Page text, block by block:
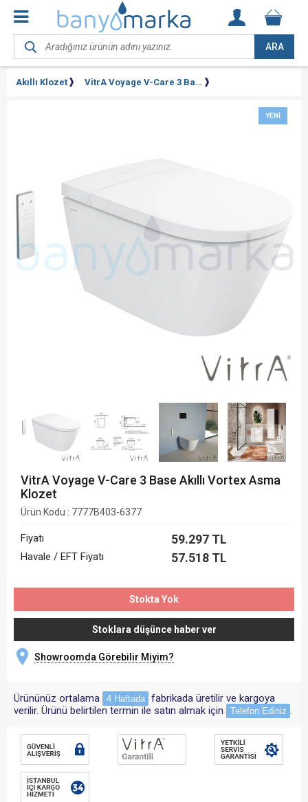
ARA
Akıllı Klozet VitrA Voyage V-Care 3 Base Akıllı Vortex Asma Klozet
YENI
VitrA Voyage V-Care 3 Base Akıllı Vortex Asma
Klozet
Ürün Kodu : 7777B403-6377
Fiyatı 59.297 TL
Havale / EFT Fiyatı 57.518 TL
Stokta Yok
Stoklara düşünce haber ver
Showroomda Görebilir Miyim?
Ürününüz ortalama 4 Haftada fabrikada üretilir ve kargoya
verilir. Ürünü belirtilen termin ile satın almak için
Telefon Ediniz